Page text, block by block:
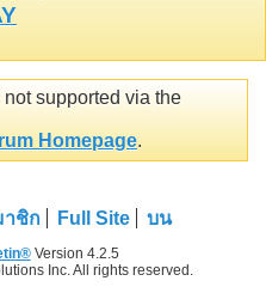
supported via the
Homepage.
าชิก Full Site บน
Version 4.2.5
Inc. All rights reserved.